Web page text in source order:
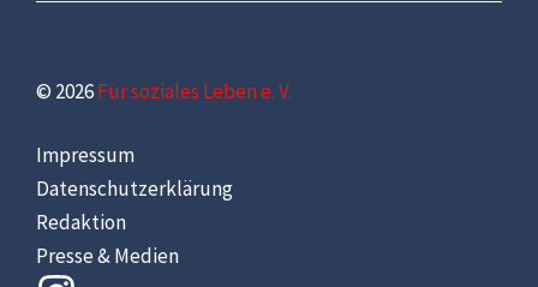
© 2026Für soziales Leben e. V.
Impressum
Datenschutzerklärung
Redaktion
Presse & Medien